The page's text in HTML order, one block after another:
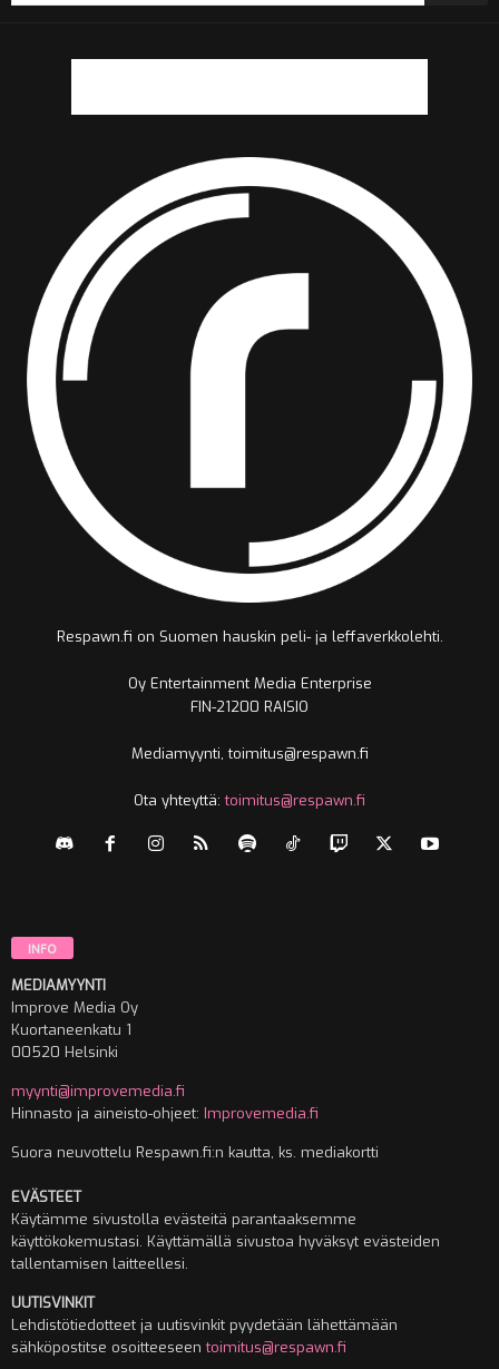
Respawn.fi on Suomen hauskin peli- ja leffaverkkolehti.
Oy Entertainment Media Enterprise
FIN-21200 RAISIO
Mediamyynti, toimitus@respawn.fi
Ota yhteyttä:toimitus@respawn.fi
INFO
MEDIAMYYNTI
Improve Media Oy
Kuortaneenkatu 1
00520 Helsinki
myynti@improvemedia.fi
Hinnasto ja aineisto-ohjeet: Improvemedia.fi
Suora neuvottelu Respawn.fi:n kautta, ks. mediakortti
EVÄSTEET
Käytämme sivustolla evästeitä parantaaksemme
käyttökokemustasi. Käyttämällä sivustoa hyväksyt evästeiden
tallentamisen laitteellesi.
UUTISVINKIT
Lehdistötiedotteet ja uutisvinkit pyydetään lähettämään
sähköpostitse osoitteeseentoimitus@respawn.fi